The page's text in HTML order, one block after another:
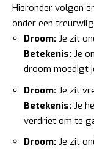
Hieronder volgen
onder een
Droom: Je zit
Betekenis: Je
droom moedigt
Droom: Je zit
Betekenis: Je
verdriet om te
Droom: Je zit